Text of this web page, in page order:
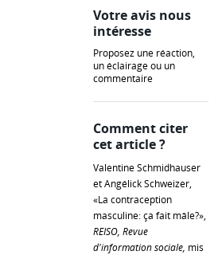
Votre avis nous
intéresse
Proposez une réaction,
un éclairage ou un
commentaire
Comment citer
cet article ?
Valentine Schmidhauser
et Angélick Schweizer,
«La contraception
masculine: ça fait mâle?»,
REISO, Revue
d'information sociale, mis